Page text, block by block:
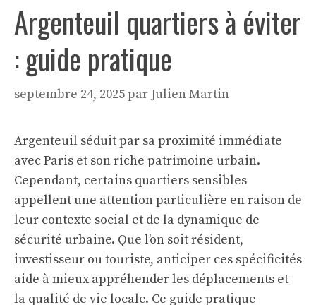
Argenteuil quartiers à éviter
: guide pratique
septembre 24, 2025par Julien Martin
Argenteuil séduit par sa proximité immédiate
avec Paris et son riche patrimoine urbain.
Cependant, certains quartiers sensibles
appellent une attention particulière en raison de
leur contexte social et de la dynamique de
sécurité urbaine. Que l’on soit résident,
investisseur ou touriste, anticiper ces spécificités
aide à mieux appréhender les déplacements et
la qualité de vie locale. Ce guide pratique